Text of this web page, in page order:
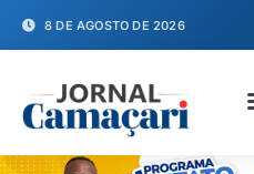
8 DE AGOSTO DE 2026